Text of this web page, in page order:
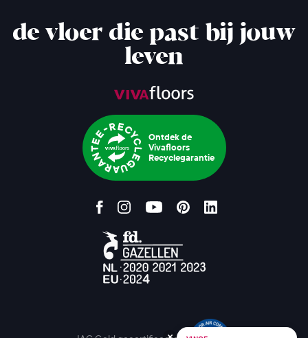
de vloer die past bij jouw
leven
Ontdek de
Vivafloors
Recyclegarantie